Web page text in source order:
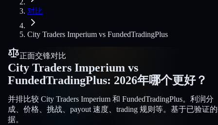
对比
City Traders Imperium vs FundedTradingPlus
正面交锋对比
City Traders Imperium vs
FundedTradingPlus: 2026年哪个更好？
并排比较 City Traders Imperium 和 FundedTradingPlus。利润分
成、价格、挑战、payout 速度、trading 规则等。基于已验证
据。